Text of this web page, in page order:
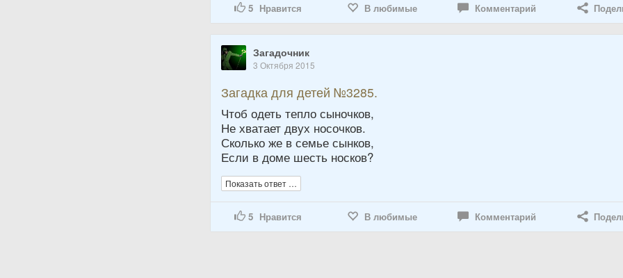
5 Нравится В любимые Комментарий
Загадочник
3 Октября 2015
Загадка для детей №3285.
Чтоб одеть тепло сыночков,
Не хватает двух носочков.
Сколько же в семье сынков,
Если в доме шесть носков?
Показать ответ …
5 Нравится В любимые Комментарий